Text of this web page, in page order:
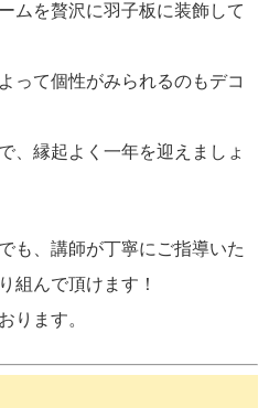
ムを贅沢に羽子板に装飾して
って個性がみられるのもデコ
、縁起よく一年を迎えましょ
も、講師が丁寧にご指導いた
組んで頂けます！
ります。